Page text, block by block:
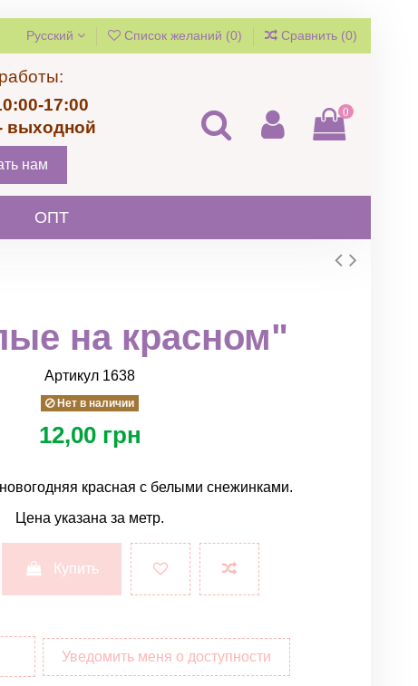
Русский Список желаний (0) Сравнить (0)
17:00
выходной
нам
0
ОПТ
на красном"
Артикул 1638
Нет в наличии
12,00 грн
красная с белыми снежинками.
Цена указана за метр.
Купить
Уведомить меня о доступности